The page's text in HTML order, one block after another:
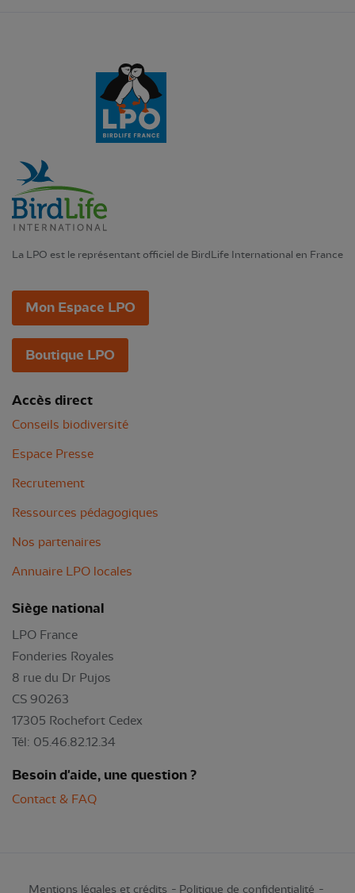
La LPO est le représentant officiel de BirdLife International en France
Mon Espace LPO
Boutique LPO
Accès direct
Conseils biodiversité
Espace Presse
Recrutement
Ressources pédagogiques
Nos partenaires
Annuaire LPO locales
Siège national
LPO France
Fonderies Royales
8 rue du Dr Pujos
CS 90263
17305 Rochefort Cedex
Tél: 05.46.82.12.34
Besoin d'aide, une question ?
Contact & FAQ
Mentions légales et crédits Politique de confidentialité